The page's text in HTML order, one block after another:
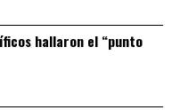
hallaron el “punto